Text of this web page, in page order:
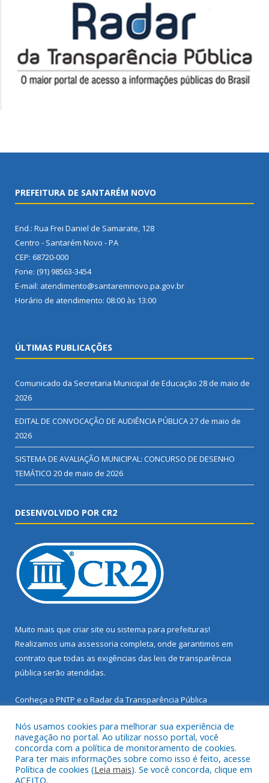
PREFEITURA DE SANTARÉM NOVO
End.: Rua Frei Daniel de Samarate, 128
Centro - Santarém Novo - PA
CEP: 68720-000
Fone: (91) 98563-3454
E-mail: atendimento@santaremnovo.pa.gov.br
Horário de atendimento: 08:00 às 13:00
ÚLTIMAS PUBLICAÇÕES
Comunicado da Secretaria Municipal de Educação 28 de maio de
2026
EDITAL DE CONVOCAÇÃO DE AUDIÊNCIA PÚBLICA27 de maio de
2026
SISTEMA DE AVALIAÇÃO MUNICIPAL: CONCURSO DE DESENHO
TEMÁTICO 20 de maio de 2026
DESENVOLVIDO POR CR2
Muito mais que criar site ou sistema para prefeituras!
Realizamos uma assessoria completa, onde garantimos em
contrato que todas as exigências das leis de transparência
pública serão atendidas.
Conheça o PNTP e o Radar da Transparência Pública
Todos os direitos reservados a Prefeitura Municipal de Santarém
Novo.
Nós usamos cookies para melhorar sua experiência de
navegação no portal. Ao utilizar nosso portal, você
concorda com a política de monitoramento de cookies.
Para ter mais informações sobre como isso é feito, acesse
Política de cookies (Leia mais). Se você concorda, clique em
ACEITO.